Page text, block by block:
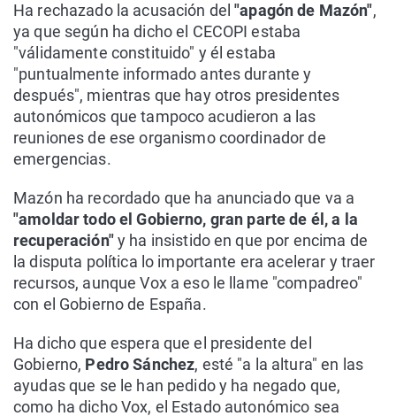
Ha rechazado la acusación del"apagón de Mazón",
ya que según ha dicho el CECOPI estaba
"válidamente constituido" y él estaba
"puntualmente informado antes durante y
después", mientras que hay otros presidentes
autonómicos que tampoco acudieron a las
reuniones de ese organismo coordinador de
emergencias.
Mazón ha recordado que ha anunciado que va a
"amoldar todo el Gobierno, gran parte de él, a la
recuperación"y ha insistido en que por encima de
la disputa política lo importante era acelerar y traer
recursos, aunque Vox a eso le llame "compadreo"
con el Gobierno de España.
Ha dicho que espera que el presidente del
Gobierno, Pedro Sánchez, esté "a la altura" en las
ayudas que se le han pedido y ha negado que,
como ha dicho Vox, el Estado autonómico sea